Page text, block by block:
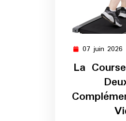
07 juin 2026
La